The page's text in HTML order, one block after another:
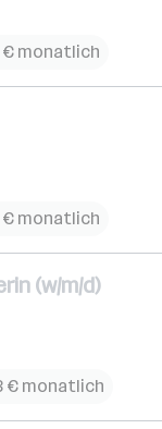
€ monatlich
€ monatlich
(w/m/d)
€ monatlich